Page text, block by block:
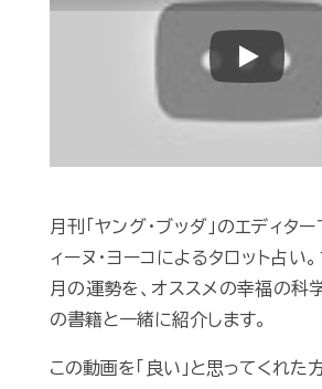
Play
月刊「ヤング・ブッダ」のエディタ
ィーヌ・ヨーコによるタロット占い
月の運勢を、オススメの幸福の科
の書籍と一緒に紹介します。
この動画を「良い」と思ってくれた